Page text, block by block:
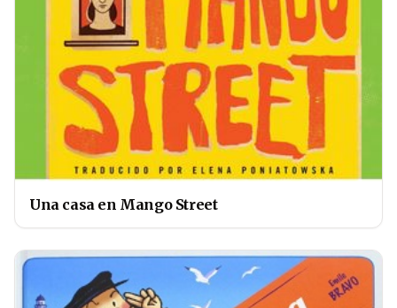
Una casa en Mango Street